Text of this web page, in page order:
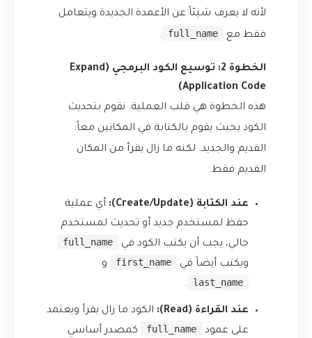
لأنه لا يعرف شيئاً عن الأعمدة الجديدة ويتعامل
فقط مع
full_name
.
الخطوة 2: توسيع الكود البرمجي (Expand
Application Code)
هذه الخطوة هي قلب العملية. نقوم بتحديث
الكود بحيث يقوم بالكتابة في المكانين معاً:
القديم والجديد. لكنه ما زال يقرأ من المكان
القديم فقط.
عند الكتابة (Create/Update):
أي عملية
حفظ لمستخدم جديد أو تحديث لمستخدم
حالي، يجب أن يكتب الكود في
full_name
ويكتب أيضاً في
first_name
و
last_name
.
عند القراءة (Read):
الكود ما زال يقرأ ويعتمد
على عمود
full_name
كمصدر أساسي